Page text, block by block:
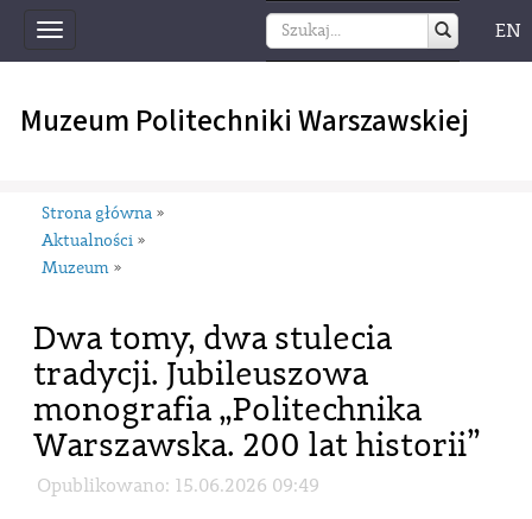
Toggle
navigation
EN
Muzeum Politechniki Warszawskiej
Strona główna »
Aktualności »
Muzeum »
Dwa tomy, dwa stulecia
tradycji. Jubileuszowa
monografia „Politechnika
Warszawska. 200 lat historii”
Opublikowano: 15.06.2026 09:49